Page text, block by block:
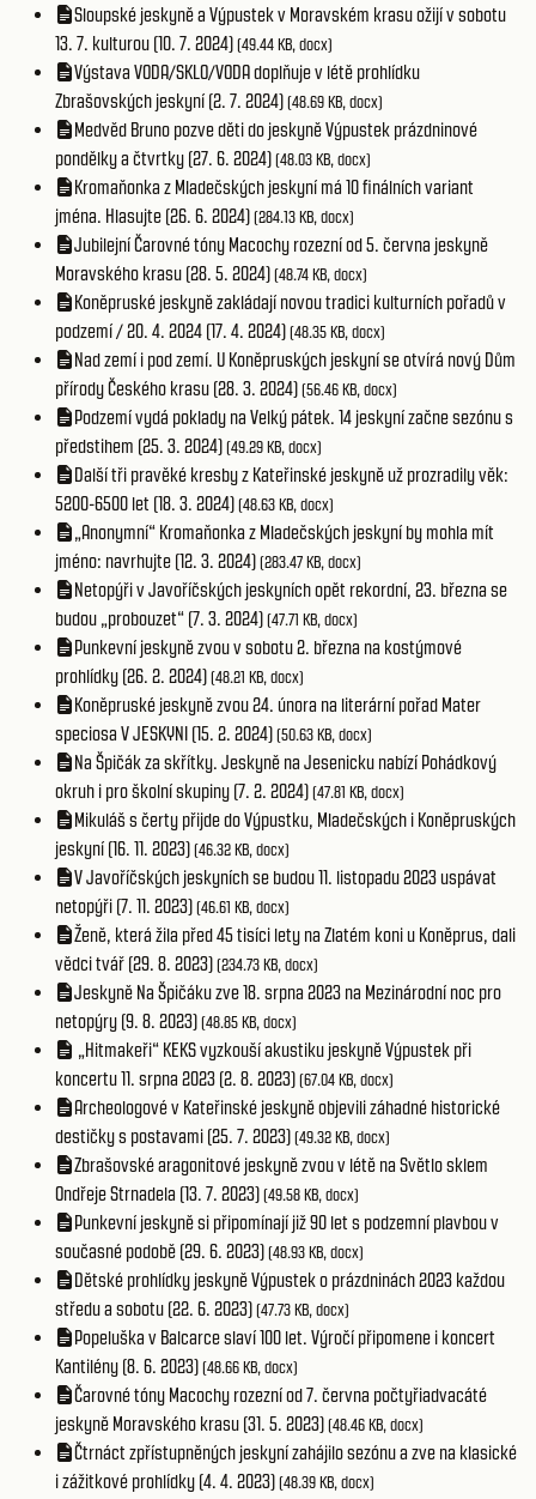
Sloupské jeskyně a Výpustek v Moravském krasu ožijí v sobotu
13. 7. kulturou (10. 7. 2024)(49.44 KB, docx)
Výstava VODA/SKLO/VODA doplňuje v létě prohlídku
Zbrašovských jeskyní (2. 7. 2024)(48.69 KB, docx)
Medvěd Bruno pozve děti do jeskyně Výpustek prázdninové
pondělky a čtvrtky (27. 6. 2024)(48.03 KB, docx)
Kromaňonka z Mladečských jeskyní má 10 finálních variant
jména. Hlasujte (26. 6. 2024)(284.13 KB, docx)
Jubilejní Čarovné tóny Macochy rozezní od 5. června jeskyně
Moravského krasu (28. 5. 2024)(48.74 KB, docx)
Koněpruské jeskyně zakládají novou tradici kulturních pořadů v
podzemí / 20. 4. 2024 (17. 4. 2024)(48.35 KB, docx)
Nad zemí i pod zemí. U Koněpruských jeskyní se otvírá nový Dům
přírody Českého krasu (28. 3. 2024)(56.46 KB, docx)
Podzemí vydá poklady na Velký pátek. 14 jeskyní začne sezónu s
předstihem (25. 3. 2024)(49.29 KB, docx)
Další tři pravěké kresby z Kateřinské jeskyně už prozradily věk:
5200-6500 let (18. 3. 2024)(48.63 KB, docx)
„Anonymní“ Kromaňonka z Mladečských jeskyní by mohla mít
jméno: navrhujte (12. 3. 2024)(283.47 KB, docx)
Netopýři v Javoříčských jeskyních opět rekordní, 23. března se
budou „probouzet“ (7. 3. 2024)(47.71 KB, docx)
Punkevní jeskyně zvou v sobotu 2. března na kostýmové
prohlídky (26. 2. 2024)(48.21 KB, docx)
Koněpruské jeskyně zvou 24. února na literární pořad Mater
speciosa V JESKYNI (15. 2. 2024)(50.63 KB, docx)
Na Špičák za skřítky. Jeskyně na Jesenicku nabízí Pohádkový
okruh i pro školní skupiny (7. 2. 2024)(47.81 KB, docx)
Mikuláš s čerty přijde do Výpustku, Mladečských i Koněpruských
jeskyní (16. 11. 2023)(46.32 KB, docx)
V Javoříčských jeskyních se budou 11. listopadu 2023 uspávat
netopýři (7. 11. 2023)(46.61 KB, docx)
Ženě, která žila před 45 tisíci lety na Zlatém koni u Koněprus, dali
vědci tvář (29. 8. 2023)(234.73 KB, docx)
Jeskyně Na Špičáku zve 18. srpna 2023 na Mezinárodní noc pro
netopýry (9. 8. 2023)(48.85 KB, docx)
„Hitmakeři“ KEKS vyzkouší akustiku jeskyně Výpustek při
koncertu 11. srpna 2023 (2. 8. 2023)(67.04 KB, docx)
Archeologové v Kateřinské jeskyně objevili záhadné historické
destičky s postavami (25. 7. 2023)(49.32 KB, docx)
Zbrašovské aragonitové jeskyně zvou v létě na Světlo sklem
Ondřeje Strnadela (13. 7. 2023)(49.58 KB, docx)
Punkevní jeskyně si připomínají již 90 let s podzemní plavbou v
současné podobě (29. 6. 2023)(48.93 KB, docx)
Dětské prohlídky jeskyně Výpustek o prázdninách 2023 každou
středu a sobotu (22. 6. 2023)(47.73 KB, docx)
Popeluška v Balcarce slaví 100 let. Výročí připomene i koncert
Kantilény (8. 6. 2023)(48.66 KB, docx)
Čarovné tóny Macochy rozezní od 7. června počtyřiadvacáté
jeskyně Moravského krasu (31. 5. 2023)(48.46 KB, docx)
Čtrnáct zpřístupněných jeskyní zahájilo sezónu a zve na klasické
i zážitkové prohlídky (4. 4. 2023)(48.39 KB, docx)